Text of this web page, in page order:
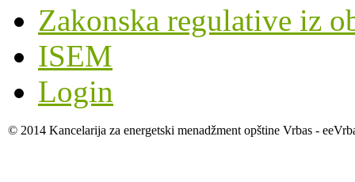
Zakonska regulative iz
ISEM
Login
© 2014 Kancelarija za energetski menadžment opštine Vrbas -